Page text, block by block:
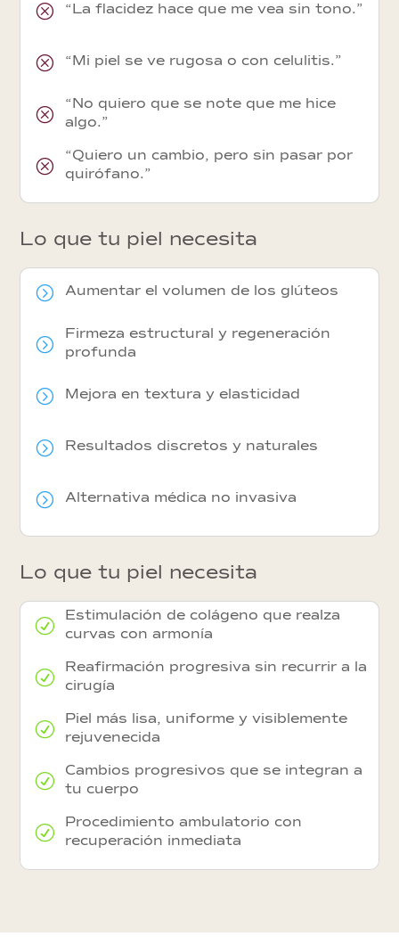
Q “La flacidez hace que me vea sin tono.”
Q “Mi piel se ve rugosa o con celulitis.”
Q
“No quiero que se note que me hice
algo.”
Q
“Quiero un cambio, pero sin pasar por
quirófano.”
Lo que tu piel necesita
= Aumentar el volumen de los glúteos
=
Firmeza estructural y regeneración
profunda
= Mejora en textura y elasticidad
= Resultados discretos y naturales
= Alternativa médica no invasiva
Lo que tu piel necesita
R
Estimulación de colágeno que realza
curvas con armonía
R
Reafirmación progresiva sin recurrir a la
cirugía
R
Piel más lisa, uniforme y visiblemente
rejuvenecida
R
Cambios progresivos que se integran a
tu cuerpo
R
Procedimiento ambulatorio con
recuperación inmediata